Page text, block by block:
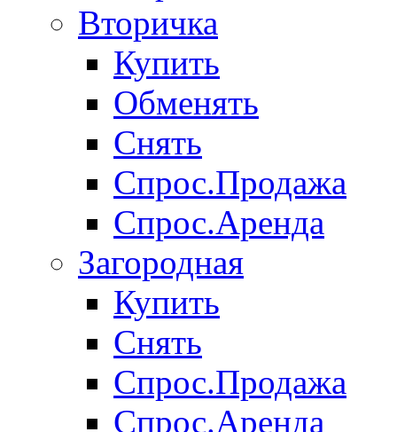
Вторичка
Купить
Обменять
Снять
Спрос.Продажа
Спрос.Аренда
Загородная
Купить
Снять
Спрос.Продажа
Спрос.Аренда